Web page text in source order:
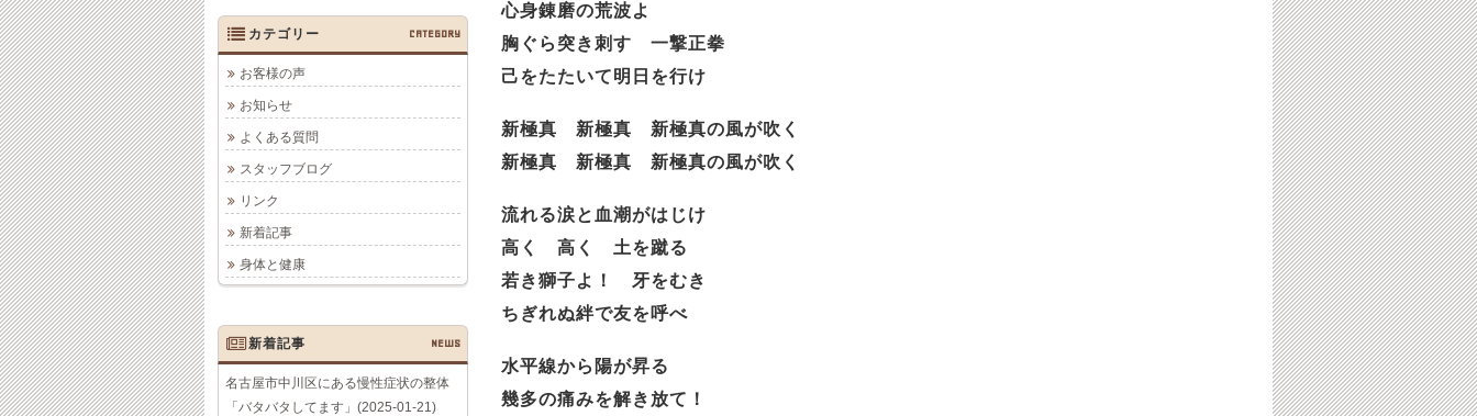
心身錬磨の荒波よ
胸ぐら突き刺す 一撃正拳
己をたたいて明日を行け
新極真 新極真 新極真の風が吹く
新極真 新極真 新極真の風が吹く
流れる涙と血潮がはじけ
高く 高く 土を蹴る
若き獅子よ！ 牙をむき
ちぎれぬ絆で友を呼べ
水平線から陽が昇る
幾多の痛みを解き放て！
カテゴリー CATEGORY
お客様の声
お知らせ
よくある質問
スタッフブログ
リンク
新着記事
身体と健康
新着記事 NEWS
名古屋市中川区にある慢性症状の整体
「バタバタしてます」(2025-01-21)